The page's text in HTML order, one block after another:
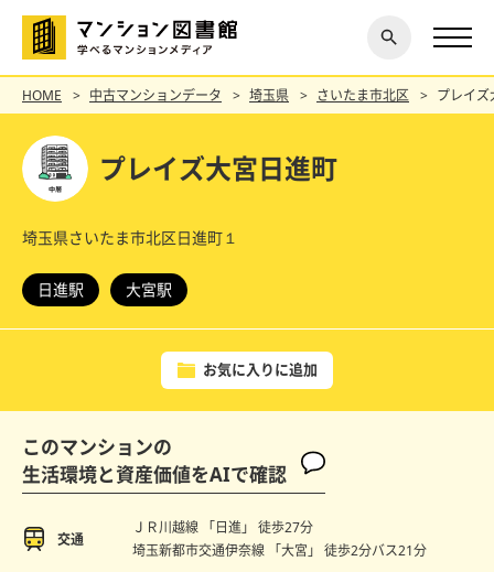
探す
閉じ
る
HOME 中古マンションデータ 埼玉県 さいたま市北区 プレイ
プレイズ大宮日進町
埼玉県さいたま市北区日進町１
日進駅 大宮駅
お気に入りに追加
このマンションの
生活環境と資産価値をAIで確認
交通
ＪＲ川越線 「日進」 徒歩27分
埼玉新都市交通伊奈線 「大宮」 徒歩2分バス21分